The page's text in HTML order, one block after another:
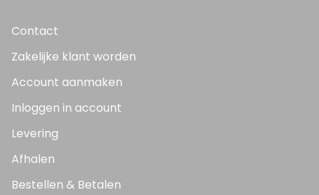
Contact
Zakelijke klant worden
Account aanmaken
Inloggen in account
Levering
Afhalen
Bestellen & Betalen